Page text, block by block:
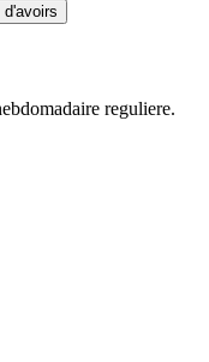
reguliere.